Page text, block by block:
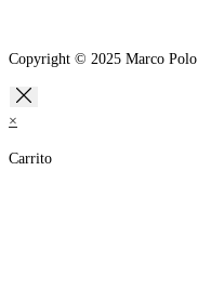
Copyright © 2025 Marco Polo
×
Carrito